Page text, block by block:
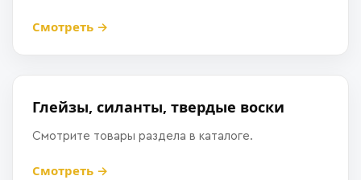
Смотреть →
Глейзы, силанты, твердые воски
Смотрите товары раздела в каталоге.
Смотреть →